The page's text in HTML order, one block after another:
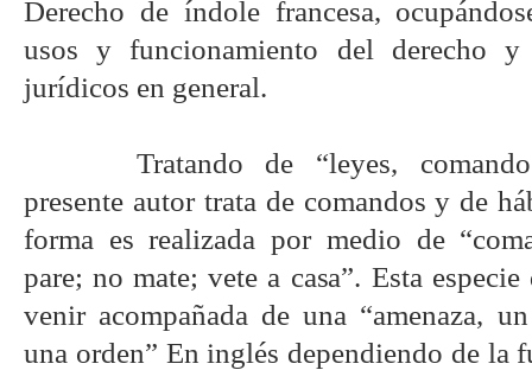
Derecho de índole francesa,
usos y funcionamiento del derecho
jurídicos en general.
Tratando de “leyes,
presente autor trata de comandos y de
forma es realizada por medio de
pare; no mate; vete a casa”. Esta
venir acompañada de una “amenaza,
una orden” En inglés dependiendo de la